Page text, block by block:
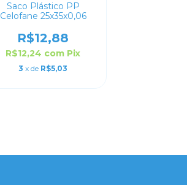
Saco Plástico PP
Celofane 25x35x0,06
R$12,88
R$12,24 com Pix
3 x de R$5,03